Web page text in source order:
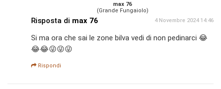
max 76
(Grande Fungaiolo)
Risposta di max 76 4 Novembre 2024 14:46
Si ma ora che sai le zone bilva vedi di non pedinarci 😂
😂😂😜😜😜
Rispondi